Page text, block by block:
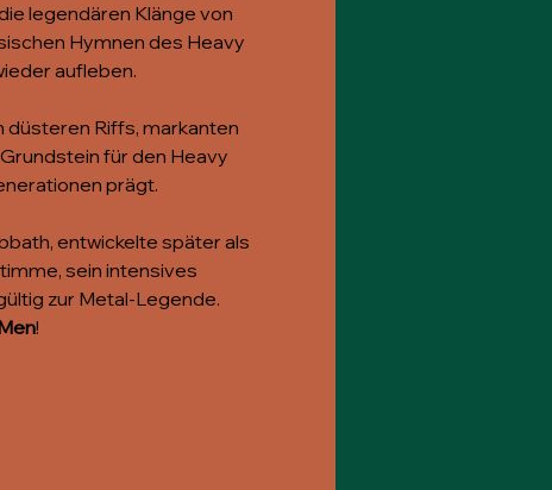
legendären Klänge von
Hymnen des Heavy
aufleben.
düsteren Riffs, markanten
für den Heavy
prägt.
entwickelte später als
sein intensives
zur Metal-Legende.
!